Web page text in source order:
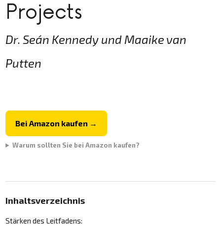
Projects
Dr. Seán Kennedy und Maaike van
Putten
Bei Amazon kaufen →
Warum sollten Sie bei Amazon kaufen?
Inhaltsverzeichnis
Stärken des Leitfadens: